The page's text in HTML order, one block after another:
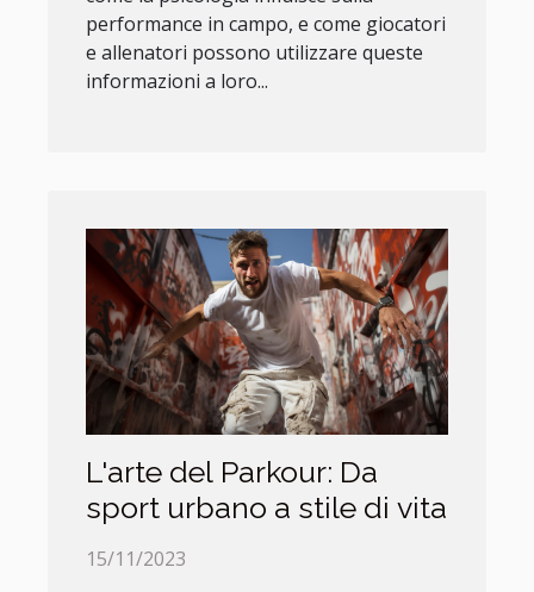
performance in campo, e come giocatori
e allenatori possono utilizzare queste
informazioni a loro...
L'arte del Parkour: Da
sport urbano a stile di vita
15/11/2023